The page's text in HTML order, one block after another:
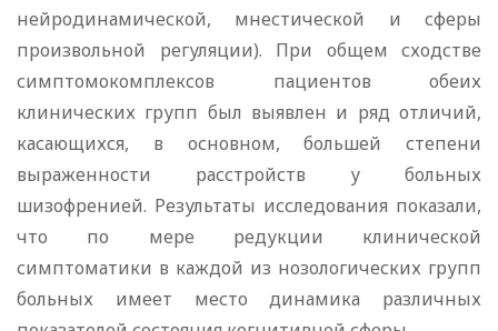
нейродинамической, мнестической и сферы
произвольной регуляции). При общем сходстве
симптомокомплексов пациентов обеих
клинических групп был выявлен и ряд отличий,
касающихся, в основном, большей степени
выраженности расстройств у больных
шизофренией. Результаты исследования показали,
что по мере редукции клинической
симптоматики в каждой из нозологических групп
больных имеет место динамика различных